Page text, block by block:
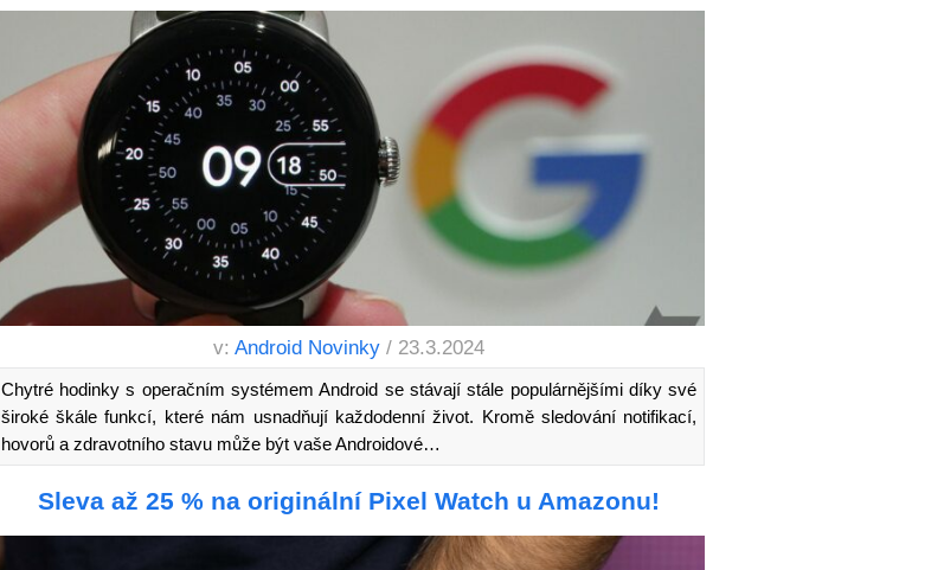
v:Android Novinky / 23.3.2024
Chytré hodinky s operačním systémem Android se stávají stále populárnějšími díky své
široké škále funkcí, které nám usnadňují každodenní život. Kromě sledování notifikací,
hovorů a zdravotního stavu může být vaše Androidové…
Sleva až 25 % na originální Pixel Watch u Amazonu!